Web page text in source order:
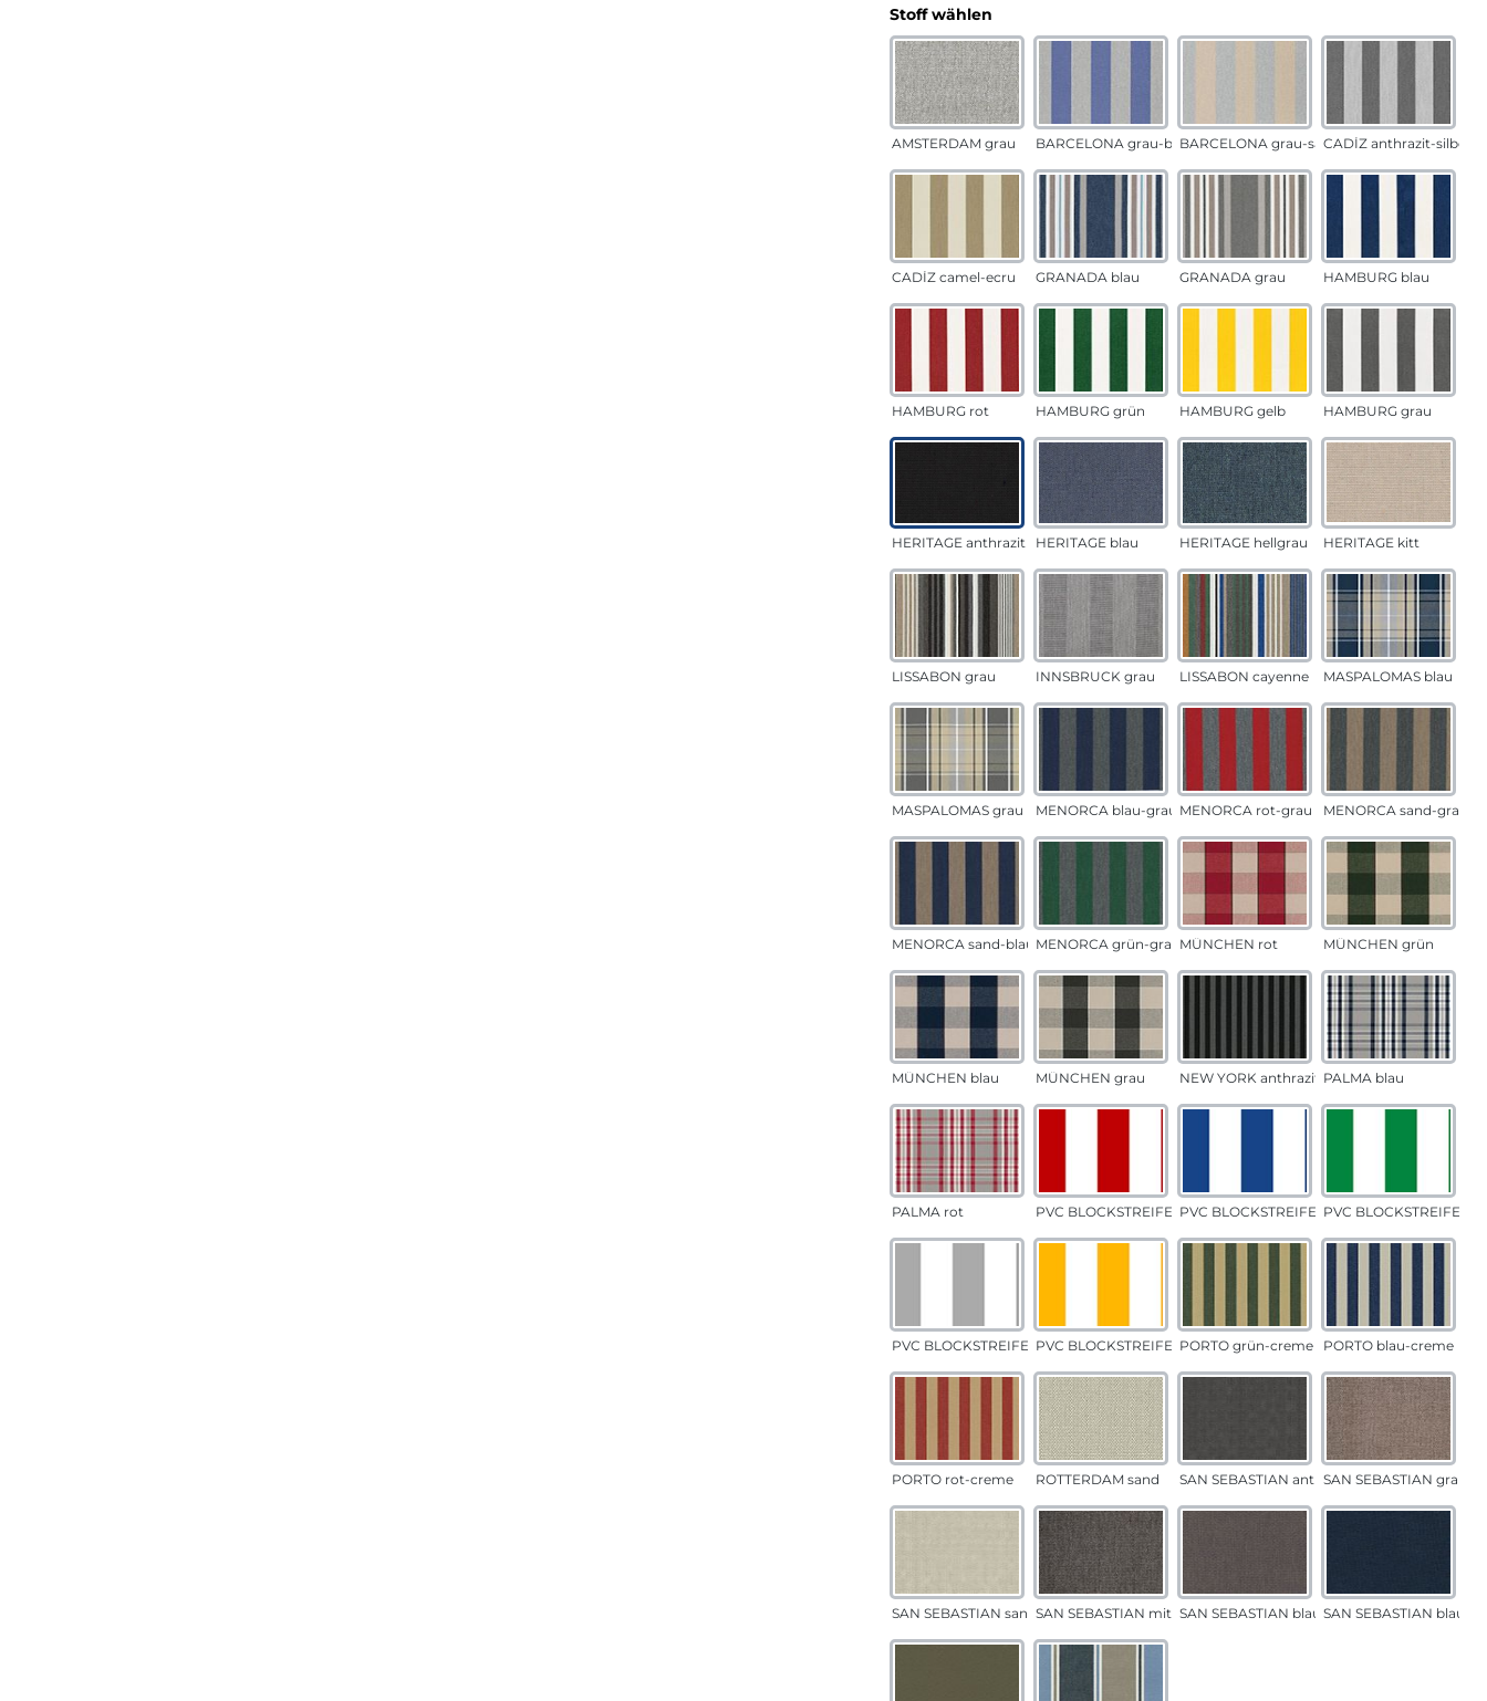
Stoff wählen
AMSTERDAM grau BARCELONA grau-blauBARCELONA grau-sandCADÍZ anthrazit-silber
CADÍZ camel-ecru GRANADA blau GRANADA grau HAMBURG blau
HAMBURG rot HAMBURG grün HAMBURG gelb HAMBURG grau
HERITAGE anthrazit HERITAGE blau HERITAGE hellgrau HERITAGE kitt
LISSABON grau INNSBRUCK grau LISSABON cayenne MASPALOMAS blau
MASPALOMAS grau MENORCA blau-grau MENORCA rot-grau MENORCA sand-grau
MENORCA sand-blau MENORCA grün-grau MÜNCHEN rot MÜNCHEN grün
MÜNCHEN blau MÜNCHEN grau NEW YORK anthrazit PALMA blau
PALMA rot PVC BLOCKSTREIFEN rotPVC BLOCKSTREIFEN blauPVC BLOCKSTREIFEN
PVC BLOCKSTREIFEN grauPVC BLOCKSTREIFEN gelbPORTO grün-creme PORTO blau-creme
PORTO rot-creme ROTTERDAM sand SAN SEBASTIAN anthrazitSAN SEBASTIAN grau-
SAN SEBASTIAN sandSAN SEBASTIAN mittelgrauSAN SEBASTIAN blau-sandSAN SEBASTIAN blau